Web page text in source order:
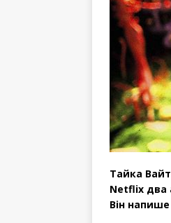
Тайка
Netflix два
Він